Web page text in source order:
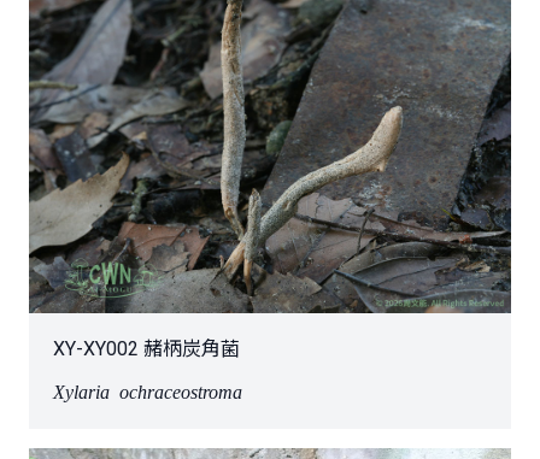
XY-XY002 赭柄炭角菌
Xylaria ochraceostroma